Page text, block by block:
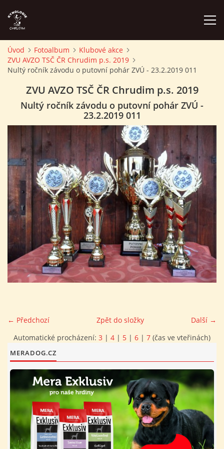
ÚVOD
PLÁN AKCÍ
ZÁVODY A PROPOZICE
PSÍ AKADEMIE
PŘÍSPĚVKY A POPLATKY
KONTAKTY KK
FOTOALBUM
PROVOZNÍ ŘÁD
AVZO TSČ ČR CHRUDIM P.S.
Úvod Fotoalbum
Klubové akce
ZVU AVZO TSČ ČR Chrudim p.s. 2019
Nultý ročník závodu o putovní pohár ZVÚ - 23.2.2019 011
ZVU AVZO TSČ ČR Chrudim p.s. 2019
Nultý ročník závodu o putovní pohár ZVÚ -
23.2.2019 011
← Předchozí Další →
Zpět do složky
Automatické procházení: 3 | 4 | 5 | 6 | 7 (čas ve vteřinách)
MERADOG.CZ